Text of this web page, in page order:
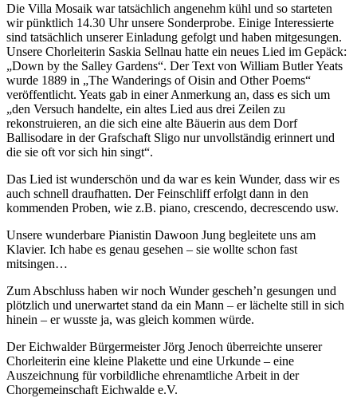
Die Villa Mosaik war tatsächlich angenehm kühl und so starteten
wir pünktlich 14.30 Uhr unsere Sonderprobe. Einige Interessierte
sind tatsächlich unserer Einladung gefolgt und haben mitgesungen.
Unsere Chorleiterin Saskia Sellnau hatte ein neues Lied im Gepäck:
„Down by the Salley Gardens“. Der Text von William Butler Yeats
wurde 1889 in „The Wanderings of Oisin and Other Poems“
veröffentlicht. Yeats gab in einer Anmerkung an, dass es sich um
„den Versuch handelte, ein altes Lied aus drei Zeilen zu
rekonstruieren, an die sich eine alte Bäuerin aus dem Dorf
Ballisodare in der Grafschaft Sligo nur unvollständig erinnert und
die sie oft vor sich hin singt“.
Das Lied ist wunderschön und da war es kein Wunder, dass wir es
auch schnell draufhatten. Der Feinschliff erfolgt dann in den
kommenden Proben, wie z.B. piano, crescendo, decrescendo usw.
Unsere wunderbare Pianistin Dawoon Jung begleitete uns am
Klavier. Ich habe es genau gesehen – sie wollte schon fast
mitsingen…
Zum Abschluss haben wir noch Wunder gescheh’n gesungen und
plötzlich und unerwartet stand da ein Mann – er lächelte still in sich
hinein – er wusste ja, was gleich kommen würde.
Der Eichwalder Bürgermeister Jörg Jenoch überreichte unserer
Chorleiterin eine kleine Plakette und eine Urkunde – eine
Auszeichnung für vorbildliche ehrenamtliche Arbeit in der
Chorgemeinschaft Eichwalde e.V.